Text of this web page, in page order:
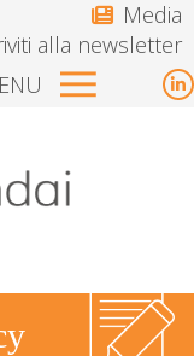
Media
alla newsletter
chiuso